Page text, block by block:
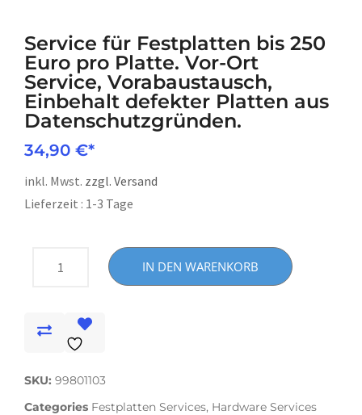
Service für Festplatten bis 250
Euro pro Platte. Vor-Ort
Service, Vorabaustausch,
Einbehalt defekter Platten aus
Datenschutzgründen.
34,90 €
inkl. Mwst. zzgl. Versand
Lieferzeit : 1-3 Tage
IN DEN WARENKORB
SKU: 99801103
Categories Festplatten Services, Hardware Services